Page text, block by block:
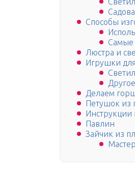
Способы
Самые
Люстра и
Игрушки
Другое
Делаем
Петушок из
Инструкции
Павлин
Зайчик из